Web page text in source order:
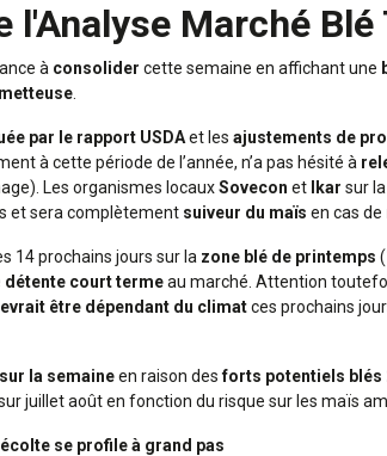
l'Analyse Marché Blé
à consolider cette semaine en affichant une
par le rapport USDAet les ajustements de
à cette période de l’année, n’a pas hésité à
Les organismes locauxSovecon et Ikar sur
et sera complètement suiveur du maïs en cas de
14 prochains jours sur la zone blé de printemps
détente court termeau marché. Attention
être dépendant du climatces prochains
la semaineen raison desforts potentiels blés
juillet août en fonction du risque sur les maïs
se profile à grand pas